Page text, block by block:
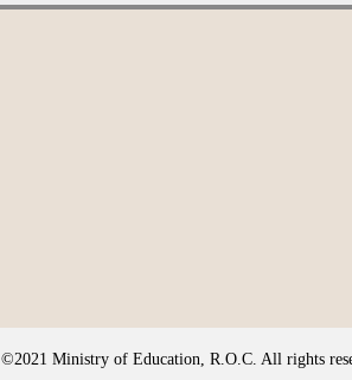
©2021 Ministry of Education, R.O.C. All rights